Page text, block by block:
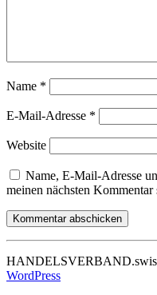
Name *
E-Mail-Adresse *
Website
Name, E-Mail-Adresse
meinen nächsten Kommentar
WordPress